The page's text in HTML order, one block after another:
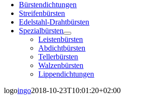
Bürstendichtungen
Streifenbürsten
Edelstahl-Drahtbürsten
Spezialbürsten
Leistenbürsten
Abdichtbürsten
Tellerbürsten
Walzenbürsten
Lippendichtungen
logoingo2018-10-23T10:01:20+02:00